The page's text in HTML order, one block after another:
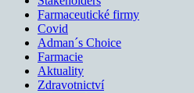
Farmaceutické firmy
Covid
Adman´s Choice
Farmacie
Aktuality
Zdravotnictví